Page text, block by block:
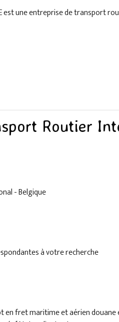
est une entreprise de transport
Routier
- Belgique
à votre recherche
fret maritime et aérien douane